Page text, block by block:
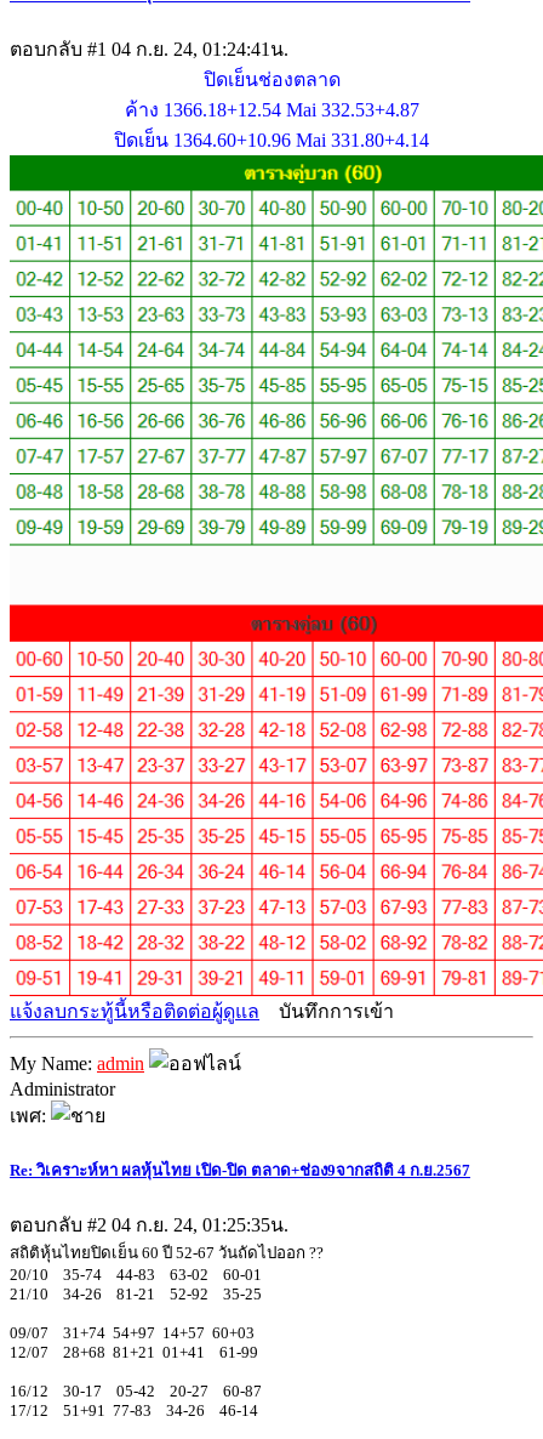
ตอบกลับ #1 04 ก.ย. 24, 01:24:41น.
ปิดเย็นช่องตลาด
ค้าง 1366.18+12.54 Mai 332.53+4.87
ปิดเย็น 1364.60+10.96 Mai 331.80+4.14
แจ้งลบกระทู้นี้หรือติดต่อผู้ดูแล บันทึกการเข้า
My Name: admin
Administrator
เพศ:
Re: วิเคราะห์หา ผลหุ้นไทย เปิด-ปิด ตลาด+ช่อง9จากสถิติ 4 ก.ย.2567
ตอบกลับ #2 04 ก.ย. 24, 01:25:35น.
สถิติหุ้นไทยปิดเย็น 60 ปี 52-67 วันถัดไปออก ??
20/10 35-74 44-83 63-02 60-01
21/10 34-26 81-21 52-92 35-25
09/07 31+74 54+97 14+57 60+03
12/07 28+68 81+21 01+41 61-99
16/12 30-17 05-42 20-27 60-87
17/12 51+91 77-83 34-26 46-14